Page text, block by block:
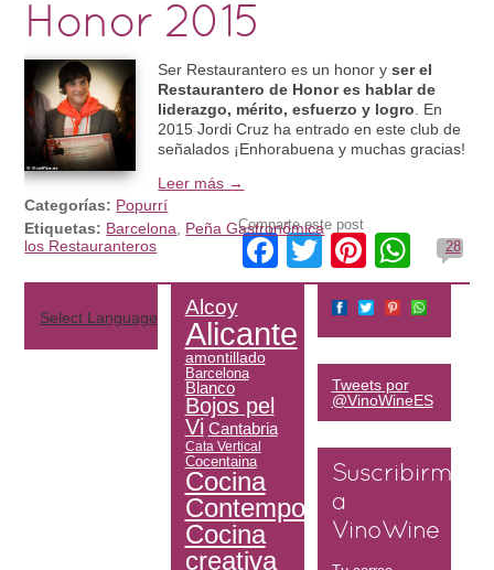
Honor 2015
Ser Restaurantero es un honor yser el
Restaurantero de Honor es hablar de
liderazgo, mérito, esfuerzo y logro . En
2015 Jordi Cruz ha entrado en este club de
señalados ¡Enhorabuena y muchas gracias!
Leer más →
Categorías: Popurrí
Etiquetas: Barcelona
Peña Gastronómica
los Restauranteros
Comparte este post
Facebook
Twitter 28
Select Language Alcoy
Alicante
amontillado
Barcelona
Blanco
Bojos pel
Vi Cantabria
Cata Vertical
Cocentaina
Cocina
Contemporánea
Cocina
creativa
Tweets por
@VinoWineES
Suscribirme
a
VinoWine